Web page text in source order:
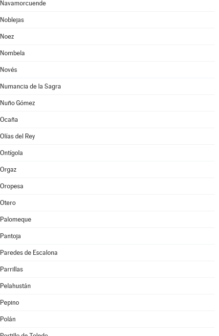
Navamorcuende
Noblejas
Noez
Nombela
Novés
Numancia de la Sagra
Nuño Gómez
Ocaña
Olías del Rey
Ontígola
Orgaz
Oropesa
Otero
Palomeque
Pantoja
Paredes de Escalona
Parrillas
Pelahustán
Pepino
Polán